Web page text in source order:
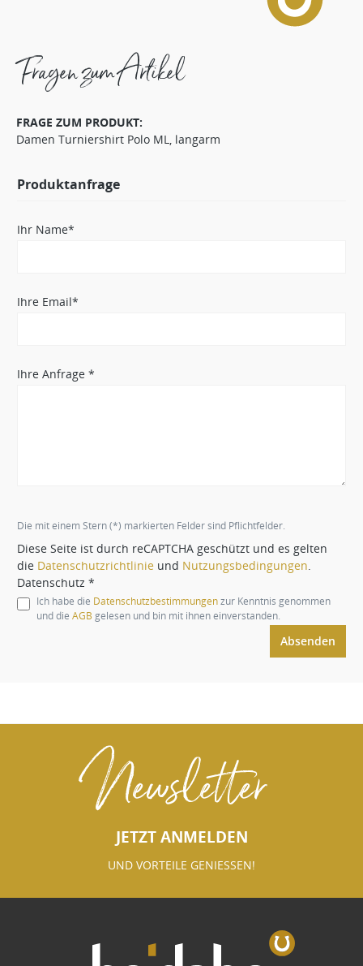
Fragen zum Artikel
FRAGE ZUM PRODUKT:
Damen Turniershirt Polo ML, langarm
Produktanfrage
Ihr Name*
Ihre Email*
Ihre Anfrage *
Die mit einem Stern (*) markierten Felder sind Pflichtfelder.
Diese Seite ist durch reCAPTCHA geschützt und es gelten
die Datenschutzrichtlinie und Nutzungsbedingungen.
Datenschutz *
Ich habe die Datenschutzbestimmungenzur Kenntnis genommen
und die AGB gelesen und bin mit ihnen einverstanden.
Absenden
Newsletter
JETZT ANMELDEN
UND VORTEILE GENIESSEN!